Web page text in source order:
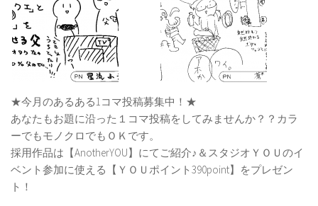
★今月のあるある1コマ投稿募集中！★
あなたもお題に沿った１コマ投稿をしてみませんか？？カラ
ーでもモノクロでもＯＫです。
採用作品は【AnotherYOU】にてご紹介♪＆スタジオＹＯＵのイ
ベント参加に使える【ＹＯＵポイント390point】をプレゼン
ト！